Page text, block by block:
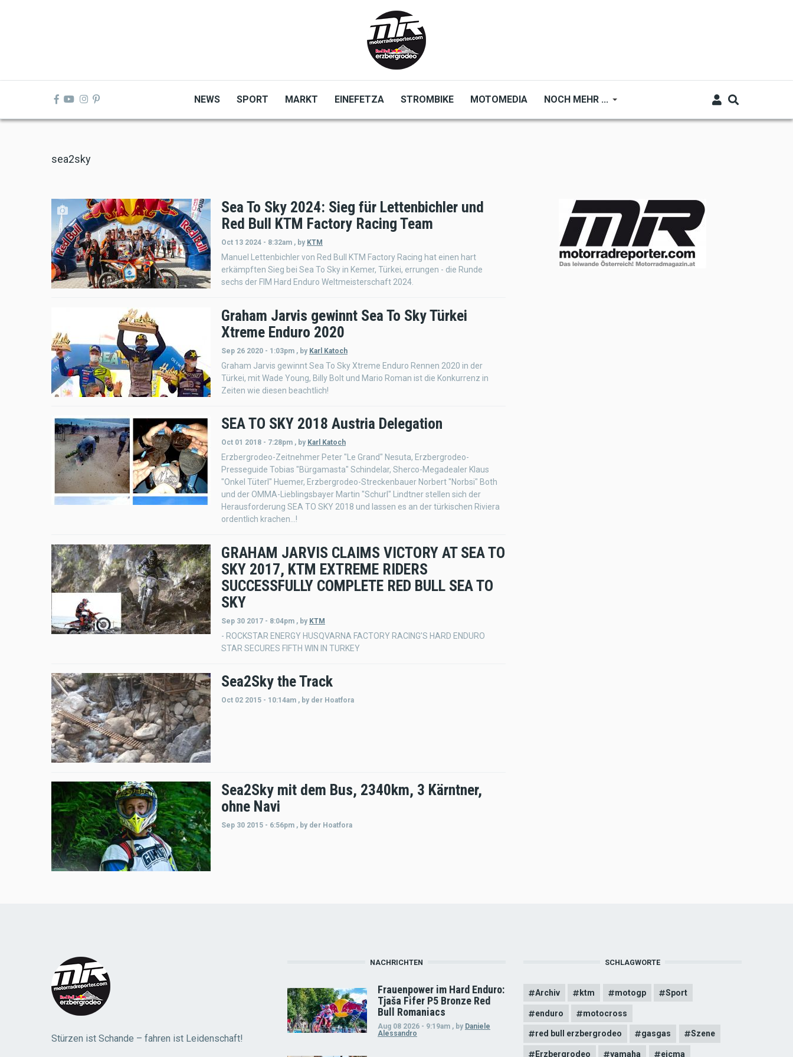
NEWS SPORT MARKT EINEFETZA STROMBIKE MOTOMEDIA NOCH MEHR ...
sea2sky
Sea To Sky 2024: Sieg für Lettenbichler und
Red Bull KTM Factory Racing Team
Oct 13 2024 - 8:32am , by KTM
Manuel Lettenbichler von Red Bull KTM Factory Racing hat einen hart
erkämpften Sieg bei Sea To Sky in Kemer, Türkei, errungen - die Runde
sechs der FIM Hard Enduro Weltmeisterschaft 2024.
Graham Jarvis gewinnt Sea To Sky Türkei
Xtreme Enduro 2020
Sep 26 2020 - 1:03pm , by Karl Katoch
Graham Jarvis gewinnt Sea To Sky Xtreme Enduro Rennen 2020 in der
Türkei, mit Wade Young, Billy Bolt und Mario Roman ist die Konkurrenz in
Zeiten wie diesen beachtlich!
SEA TO SKY 2018 Austria Delegation
Oct 01 2018 - 7:28pm , by Karl Katoch
Erzbergrodeo-Zeitnehmer Peter "Le Grand" Nesuta, Erzbergrodeo-
Presseguide Tobias "Bürgamasta" Schindelar, Sherco-Megadealer Klaus
"Onkel Tüterl" Huemer, Erzbergrodeo-Streckenbauer Norbert "Norbsi" Both
und der OMMA-Lieblingsbayer Martin "Schurl" Lindtner stellen sich der
Herausforderung SEA TO SKY 2018 und lassen es an der türkischen Riviera
ordentlich krachen...!
GRAHAM JARVIS CLAIMS VICTORY AT SEA TO
SKY 2017, KTM EXTREME RIDERS
SUCCESSFULLY COMPLETE RED BULL SEA TO
SKY
Sep 30 2017 - 8:04pm , by KTM
- ROCKSTAR ENERGY HUSQVARNA FACTORY RACING’S HARD ENDURO
STAR SECURES FIFTH WIN IN TURKEY
Sea2Sky the Track
Oct 02 2015 - 10:14am , by der Hoatfora
Sea2Sky mit dem Bus, 2340km, 3 Kärntner,
ohne Navi
Sep 30 2015 - 6:56pm , by der Hoatfora
Stürzen ist Schande – fahren ist Leidenschaft!
NACHRICHTEN
Frauenpower im Hard Enduro:
Tjaša Fifer P5 Bronze Red
Bull Romaniacs
Aug 08 2026 - 9:19am , by Daniele
Alessandro
SCHLAGWORTE
Archiv ktm motogp Sport
enduro motocross
red bull erzbergrodeo gasgas Szene
Erzbergrodeo yamaha eicma